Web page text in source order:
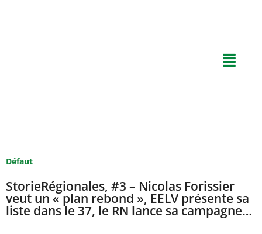
Défaut
StorieRégionales, #3 – Nicolas Forissier
veut un « plan rebond », EELV présente sa
liste dans le 37, le RN lance sa campagne…